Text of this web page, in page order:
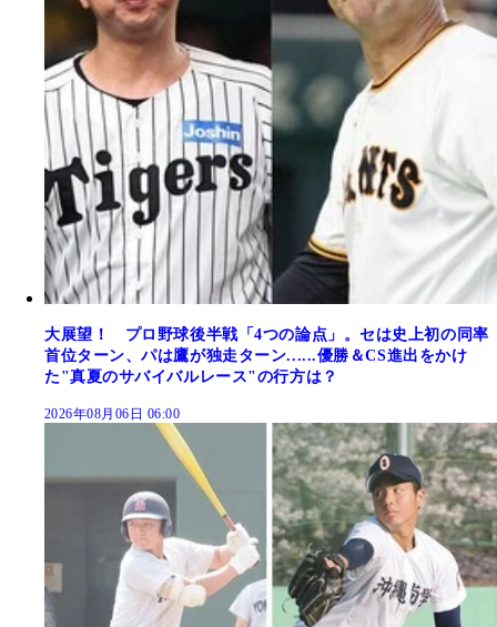
大展望！ プロ野球後半戦「4つの論点」。セは史上初の同率
首位ターン、パは鷹が独走ターン......優勝＆CS進出をかけ
た"真夏のサバイバルレース"の行方は？
2026年08月06日 06:00